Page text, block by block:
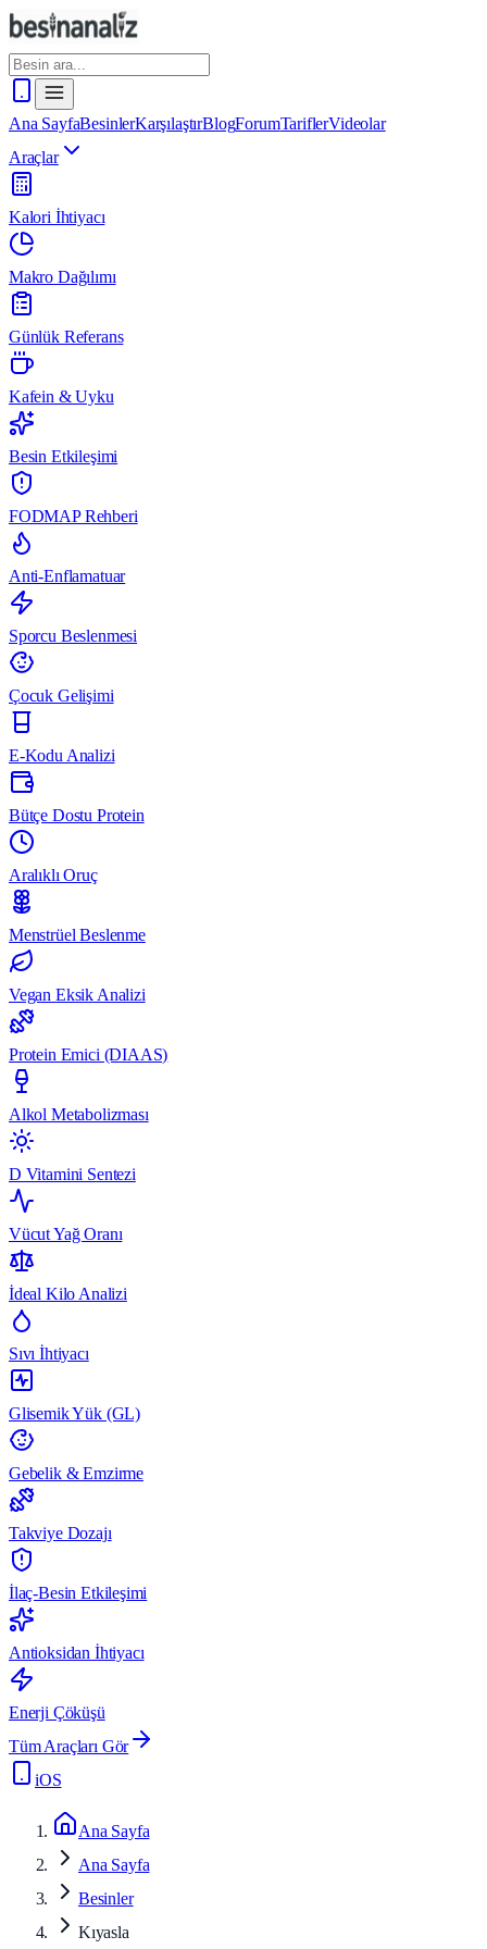
Ana SayfaBesinlerKarşılaştırBlogForumTariflerVideolar
Araçlar
Kalori İhtiyacı
Makro Dağılımı
Günlük Referans
Kafein & Uyku
Besin Etkileşimi
FODMAP Rehberi
Anti-Enflamatuar
Sporcu Beslenmesi
Çocuk Gelişimi
E-Kodu Analizi
Bütçe Dostu Protein
Aralıklı Oruç
Menstrüel Beslenme
Vegan Eksik Analizi
Protein Emici (DIAAS)
Alkol Metabolizması
D Vitamini Sentezi
Vücut Yağ Oranı
İdeal Kilo Analizi
Sıvı İhtiyacı
Glisemik Yük (GL)
Gebelik & Emzirme
Takviye Dozajı
İlaç-Besin Etkileşimi
Antioksidan İhtiyacı
Enerji Çöküşü
Tüm Araçları Gör
iOS
Ana Sayfa
Ana Sayfa
Besinler
Kıyasla